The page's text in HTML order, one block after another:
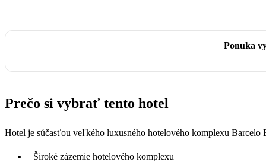
Ponuka
Prečo si vybrať tento hotel
Hotel je súčasťou veľkého luxusného hotelového komplexu
Široké zázemie hotelového komplexu